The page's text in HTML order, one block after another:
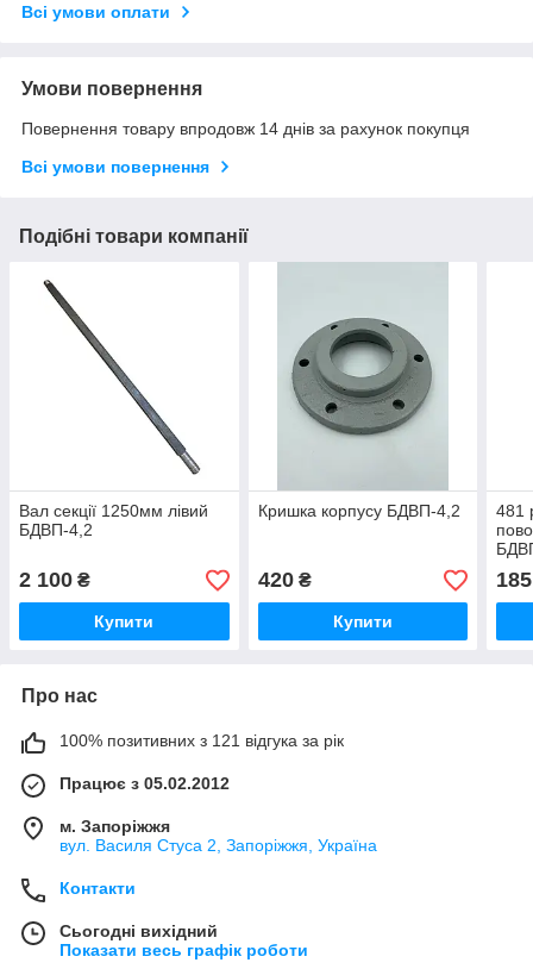
Всі умови оплати
Умови повернення
Повернення товару впродовж 14 днів за рахунок покупця
Всі умови повернення
Подібні товари компанії
Вал секції 1250мм лівий
БДВП-4,2
2 100 ₴
Купити
Кришка корпусу БДВП-4,2
420₴
Купити
481
185
Про нас
100% позитивних з 121 відгука за рік
Працює з 05.02.2012
м. Запоріжжя
вул. Василя Стуса 2, Запоріжжя, Україна
Контакти
Сьогодні вихідний
Показати весь графік роботи